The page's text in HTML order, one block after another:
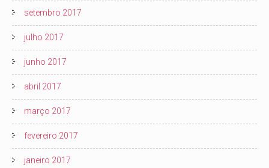
setembro 2017
julho 2017
junho 2017
abril 2017
março 2017
fevereiro 2017
janeiro 2017